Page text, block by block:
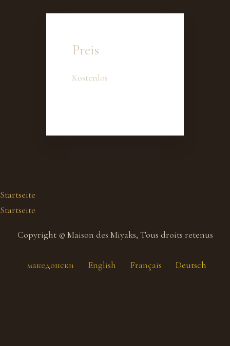
Preis
Kostenlos
Startseite
Startseite
Copyright © Maison des Miyaks, Tous droits retenus
македонски English Français Deutsch